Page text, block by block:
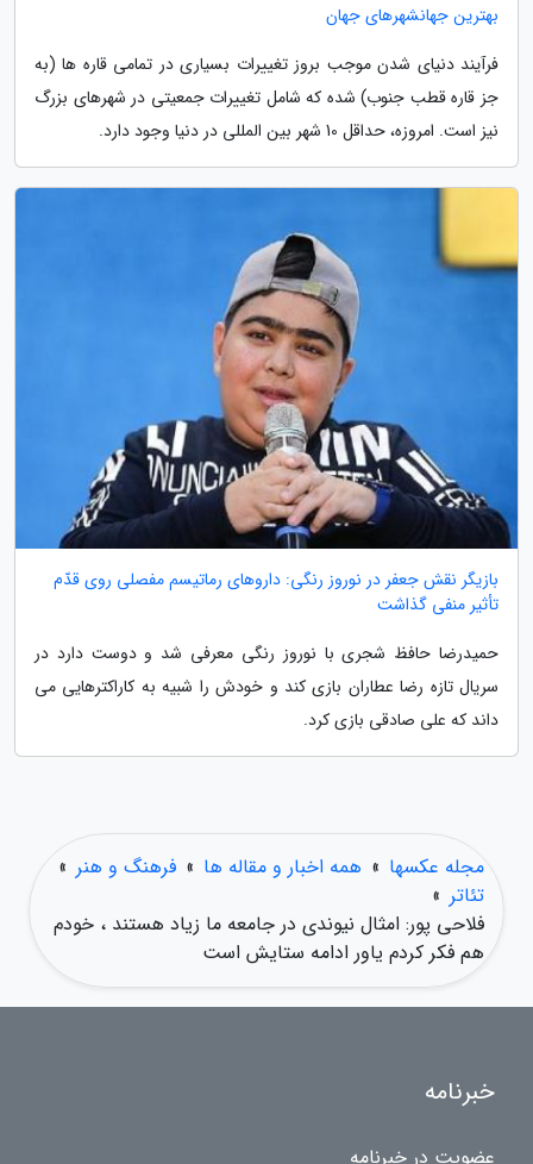
بهترین جهانشهرهای جهان
فرآیند دنیای شدن موجب بروز تغییرات بسیاری در تمامی قاره ها (به
جز قاره قطب جنوب) شده که شامل تغییرات جمعیتی در شهرهای بزرگ
نیز است. امروزه، حداقل 10 شهر بین المللی در دنیا وجود دارد.
بازیگر نقش جعفر در نوروز رنگی: داروهای رماتیسم مفصلی روی قدّم
تأثیر منفی گذاشت
حمیدرضا حافظ شجری با نوروز رنگی معرفی شد و دوست دارد در
سریال تازه رضا عطاران بازی کند و خودش را شبیه به کاراکترهایی می
داند که علی صادقی بازی کرد.
مجله عکسها » همه اخبار و مقاله ها » فرهنگ و هنر »
تئاتر »
فلاحی پور: امثال نیوندی در جامعه ما زیاد هستند ، خودم
هم فکر کردم یاور ادامه ستایش است
خبرنامه
عضویت در خبرنامه